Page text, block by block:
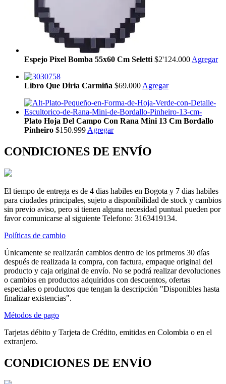
Espejo Pixel Bomba 55x60 Cm Seletti $2'124.000 Agregar
Libro Que Diria Carmiña $69.000 Agregar
Plato Hoja Del Campo Con Rana Mini 13 Cm Bordallo
Pinheiro $150.999 Agregar
CONDICIONES DE ENVÍO
El tiempo de entrega es de 4 dias habiles en Bogota y 7 dias habiles
para ciudades principales, sujeto a disponibilidad de stock y cambios
sin previo aviso, pero si tienen alguna necesidad puntual pueden por
favor comunicarse al siguiente Telefono: 3163419134.
Políticas de cambio
Únicamente se realizarán cambios dentro de los primeros 30 días
después de realizada la compra, con factura, empaque original del
producto y caja original de envío. No se podrá realizar devoluciones
o cambios en productos adquiridos con descuentos, ofertas
especiales o productos que tengan la descripción "Disponibles hasta
finalizar existencias".
Métodos de pago
Tarjetas débito y Tarjeta de Crédito, emitidas en Colombia o en el
extranjero.
CONDICIONES DE ENVÍO